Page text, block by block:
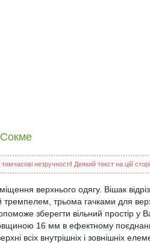
незручності! Деякий текст на цій
верхнього одягу. Вішак
тремпелем, трьома гачками для
зберегти вільний простір у
16 мм в ефектному
всіх внутрішніх і зовнішніх